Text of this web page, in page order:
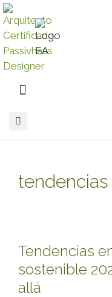
tendencias
Tendencias
sostenible
allá